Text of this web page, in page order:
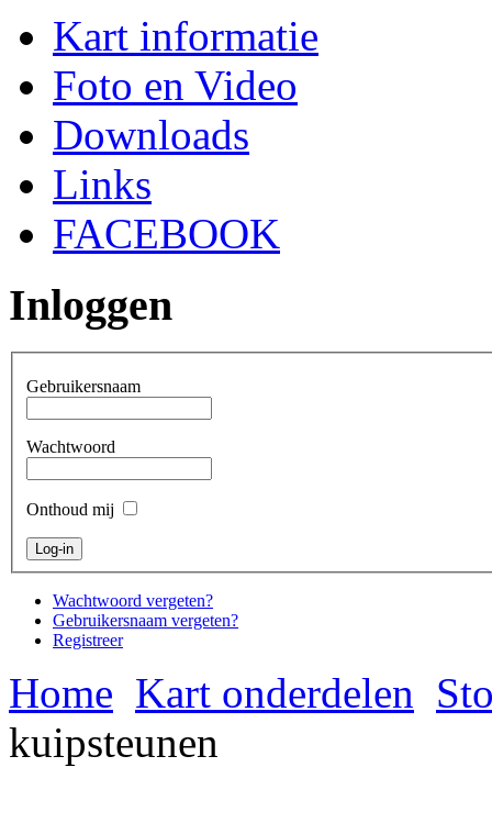
Kart informatie
Foto en Video
Downloads
Links
FACEBOOK
Inloggen
Gebruikersnaam
Wachtwoord
Onthoud mij
Wachtwoord vergeten?
Gebruikersnaam vergeten?
Registreer
Home Kart onderdelen
kuipsteunen